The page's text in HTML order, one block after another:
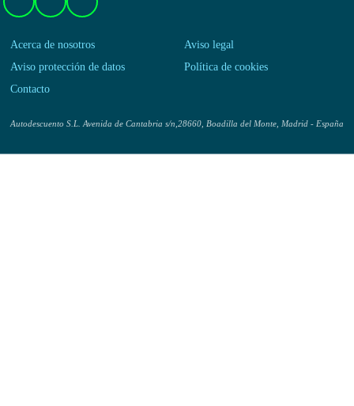
Acerca de nosotros
Aviso legal
Aviso protección de datos
España